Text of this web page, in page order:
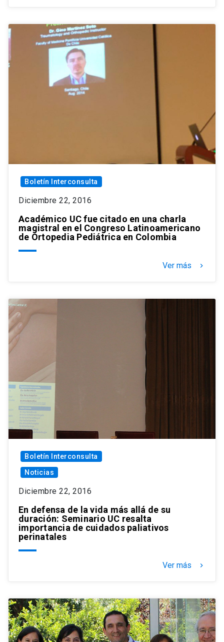
Boletín Interconsulta
Diciembre 22, 2016
Académico UC fue citado en una charla
magistral en el Congreso Latinoamericano
de Ortopedia Pediátrica en Colombia
Ver más keyboard_arrow_right
Boletín Interconsulta
Noticias
Diciembre 22, 2016
En defensa de la vida más allá de su
duración: Seminario UC resalta
importancia de cuidados paliativos
perinatales
Ver más keyboard_arrow_right